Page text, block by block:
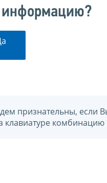
признательны, если